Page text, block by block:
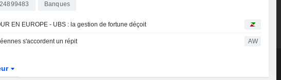
Banques
EN EUROPE - UBS : la gestion de fortune déçoit
s'accordent un répit AW